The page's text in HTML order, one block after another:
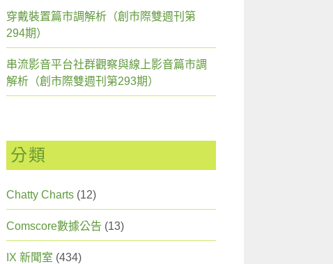
穿戴裝置篇市調解析（創市際雙週刊第
294期）
串流影音平台社群觀察與線上影音篇市調
解析（創市際雙週刊第293期）
分類
Chatty Charts (12)
Comscore數據公告 (13)
IX 新聞室 (434)